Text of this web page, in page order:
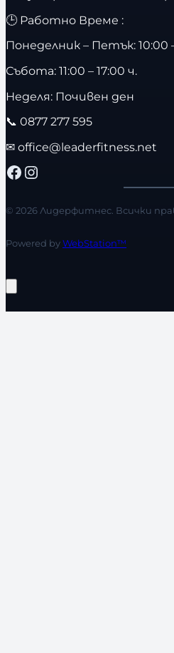
🕒 Работно Време :
Понеделник – Петък: 10:00
Събота: 11:00 – 17:00 ч.
Неделя: Почивен ден
📞 0877 277 595
✉ office@leaderfitness.net
Facebook Instagram
© 2026 Лидерфитнес. Всички
Powered byWebStation™